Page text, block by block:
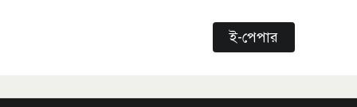
ই-পেপার